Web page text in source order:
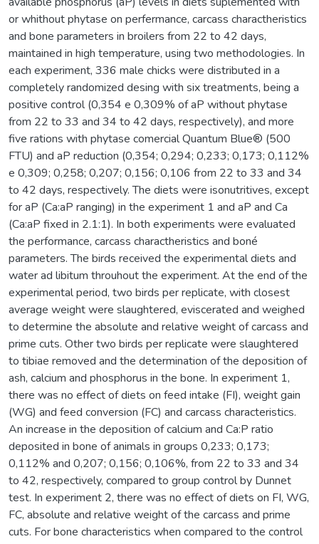
or whithout phytase on perfermance, carcass charactheristics
and bone parameters in broilers from 22 to 42 days,
maintained in high temperature, using two methodologies. In
each experiment, 336 male chicks were distributed in a
completely randomized desing with six treatments, being a
positive control (0,354 e 0,309% of aP without phytase
from 22 to 33 and 34 to 42 days, respectively), and more
five rations with phytase comercial Quantum Blue® (500
FTU) and aP reduction (0,354; 0,294; 0,233; 0,173; 0,112%
e 0,309; 0,258; 0,207; 0,156; 0,106 from 22 to 33 and 34
to 42 days, respectively. The diets were isonutritives, except
for aP (Ca:aP ranging) in the experiment 1 and aP and Ca
(Ca:aP fixed in 2.1:1). In both experiments were evaluated
the performance, carcass charactheristics and boné
parameters. The birds received the experimental diets and
water ad libitum throuhout the experiment. At the end of the
experimental period, two birds per replicate, with closest
average weight were slaughtered, eviscerated and weighed
to determine the absolute and relative weight of carcass and
prime cuts. Other two birds per replicate were slaughtered
to tibiae removed and the determination of the deposition of
ash, calcium and phosphorus in the bone. In experiment 1,
there was no effect of diets on feed intake (FI), weight gain
(WG) and feed conversion (FC) and carcass characteristics.
An increase in the deposition of calcium and Ca:P ratio
deposited in bone of animals in groups 0,233; 0,173;
0,112% and 0,207; 0,156; 0,106%, from 22 to 33 and 34
to 42, respectively, compared to group control by Dunnet
test. In experiment 2, there was no effect of diets on FI, WG,
FC, absolute and relative weight of the carcass and prime
cuts. For bone characteristics when compared to the control